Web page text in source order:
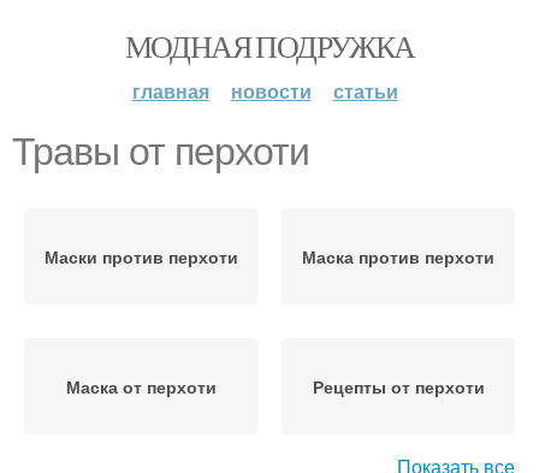
МОДНАЯ ПОДРУЖКА
главная новости статьи
Травы от перхоти
Маски против перхоти Маска против перхоти
Маска от перхоти Рецепты от перхоти
Показать все